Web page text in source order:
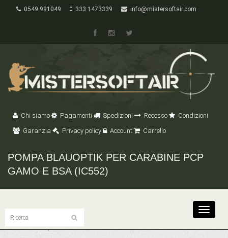
0549 991049 333 1473339 info@mistersoftair.com
Chi siamo Pagamenti Spedizioni Recesso
Condizioni
Garanzia
Privacy policy Account Carrello
POMPA BLAUOPTIK PER CARABINE PCP
GAMO E BSA (IC552)
Toggle